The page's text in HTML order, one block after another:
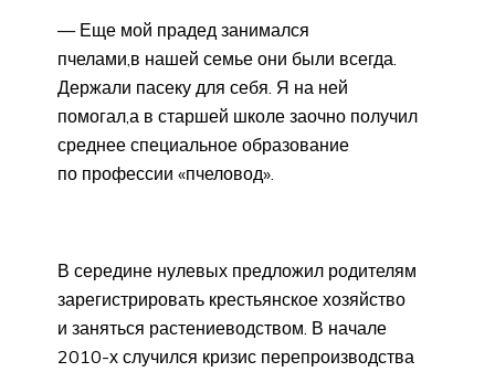
— Еще мой прадед занимался
пчелами,в нашей семье они были всегда.
Держали пасеку для себя. Я на ней
помогал,а в старшей школе заочно получил
среднее специальное образование
по профессии «пчеловод».
В середине нулевых предложил родителям
зарегистрировать крестьянское хозяйство
и заняться растениеводством. В начале
2010-х случился кризис перепроизводства